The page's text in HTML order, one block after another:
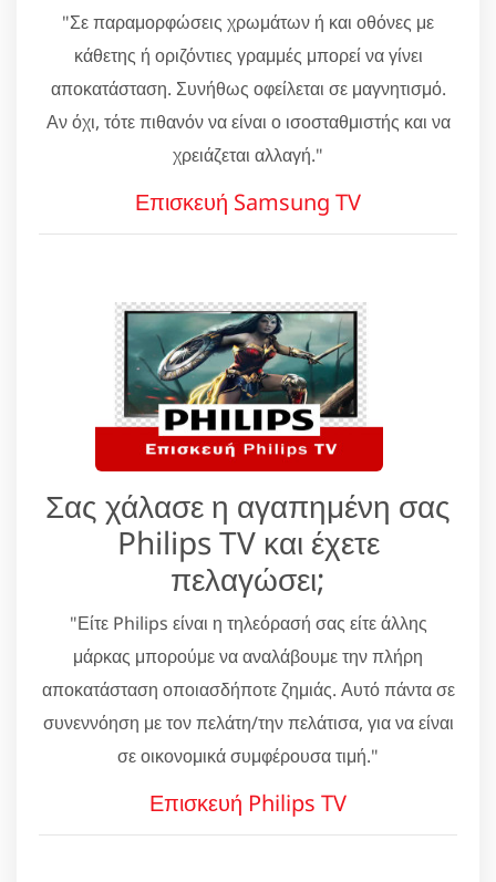
"Σε παραμορφώσεις χρωμάτων ή και οθόνες με
κάθετης ή οριζόντιες γραμμές μπορεί να γίνει
αποκατάσταση. Συνήθως οφείλεται σε μαγνητισμό.
Αν όχι, τότε πιθανόν να είναι ο ισοσταθμιστής και να
χρειάζεται αλλαγή."
Επισκευή Samsung TV
Σας χάλασε η αγαπημένη σας
Philips TV και έχετε
πελαγώσει;
"Είτε Philips είναι η τηλεόρασή σας είτε άλλης
μάρκας μπορούμε να αναλάβουμε την πλήρη
αποκατάσταση οποιασδήποτε ζημιάς. Αυτό πάντα σε
συνεννόηση με τον πελάτη/την πελάτισα, για να είναι
σε οικονομικά συμφέρουσα τιμή."
Επισκευή Philips TV